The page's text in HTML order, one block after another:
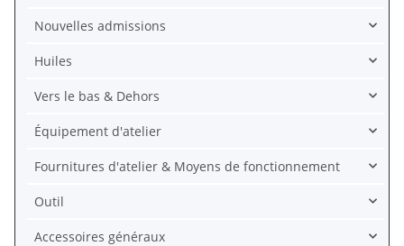
Nouvelles admissions
Huiles
Vers le bas & Dehors
Équipement d'atelier
Fournitures d'atelier & Moyens de fonctionnement
Outil
Accessoires généraux